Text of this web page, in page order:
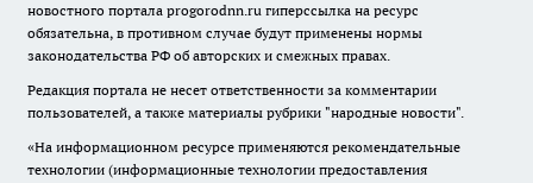
новостного портала progorodnn.ru гиперссылка на ресурс
обязательна, в противном случае будут применены нормы
законодательства РФ об авторских и смежных правах.
Редакция портала не несет ответственности за комментарии
пользователей, а также материалы рубрики "народные новости".
«На информационном ресурсе применяются рекомендательные
технологии (информационные технологии предоставления